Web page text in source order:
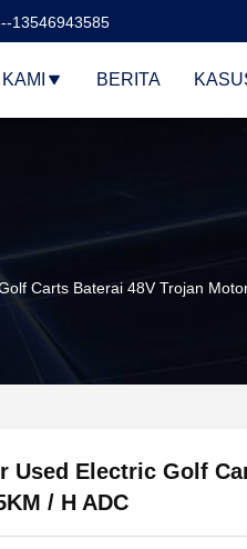
13546943585
BERITA
Carts Baterai 48V Trojan
Used Electric Golf
/ H ADC